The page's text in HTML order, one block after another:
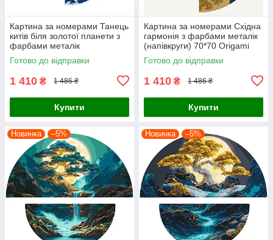
Картина за номерами Танець
китів біля золотої планети з
фарбами металік
(напівкруги) 70*70 Origami
(OSR1002)
Готово до відправки
1 410 ₴ 1 486 ₴
Купити
Картина за номерами Східна
гармонія з фарбами металік
(напівкруги) 70*70 Origami
(OSR1003)
Готово до відправки
1 410 ₴ 1 486 ₴
Купити
Новинка –5% Новинка –5%